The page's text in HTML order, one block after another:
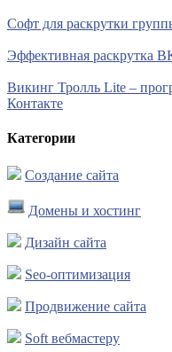
Софт для раскрутки
Эффективная раскрутка
Викинг Тролль Lite –
Контакте
Категории
Создание сайта
Домены и хостинг
Дизайн сайта
Seo-оптимизация
Продвижение сайта
Soft вебмастеру